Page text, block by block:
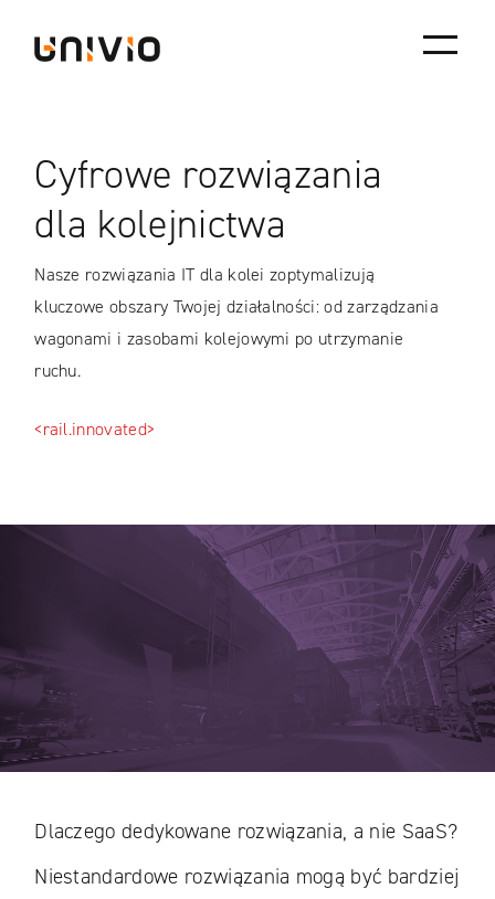
content
Cyfrowe rozwiązania
dla kolejnictwa
Nasze rozwiązania IT dla kolei zoptymalizują
kluczowe obszary Twojej działalności: od zarządzania
wagonami i zasobami kolejowymi po utrzymanie
ruchu.
<rail.innovated>
Dlaczego dedykowane rozwiązania, a nie SaaS?
Niestandardowe rozwiązania mogą być bardziej